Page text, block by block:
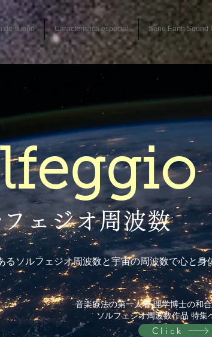
de sueño Característica especial Serie Earth Sound
ェジオ周波数
ソルフェジオ周波数と宇宙の周波数で心と身
音楽療法の第一人者 理学博士の和
ソルフェジオ周波数作品 特集
Click